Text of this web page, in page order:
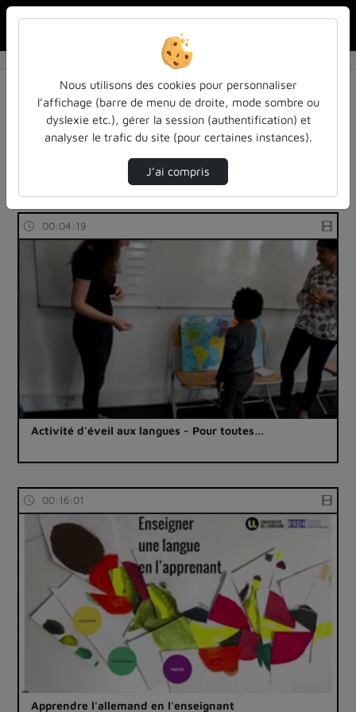
Résultats de la recherche
Filtres actifs (cliquer pour en retirer) :
reportages
inspe inspe
langues-sciences-du-langage
2 vidéos trouvées
00:04:19
Activité d'éveil aux langues - Pour toutes…
00:16:01
Apprendre l'allemand en l'enseignant
Nous utilisons des cookies pour personnaliser
l’affichage (barre de menu de droite, mode sombre ou
dyslexie etc.), gérer la session (authentification) et
analyser le trafic du site (pour certaines instances).
J’ai compris